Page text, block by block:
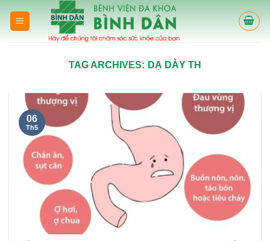
TAG ARCHIVES: DẠ DÀY TH
06
Th5